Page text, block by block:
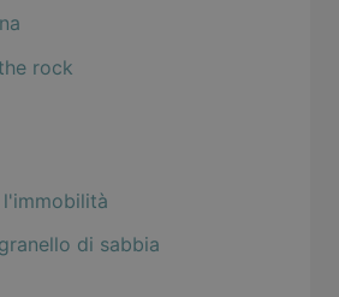
rock
l'immobilità
di sabbia